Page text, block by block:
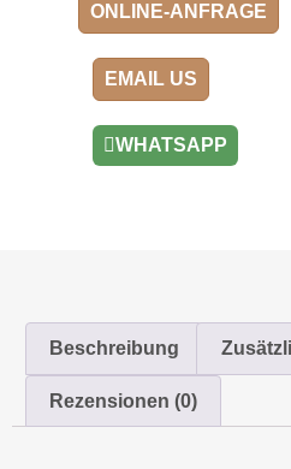
ONLINE-ANFRAGE
EMAIL US
WHATSAPP
Beschreibung
Rezensionen (0)